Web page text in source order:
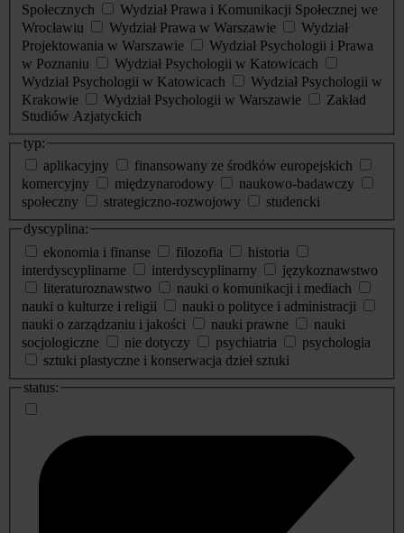
Społecznych
Wydział Prawa i Komunikacji Społecznej we
Wrocławiu
Wydział Prawa w Warszawie
Wydział
Projektowania w Warszawie
Wydział Psychologii i Prawa
w Poznaniu
Wydział Psychologii w Katowicach
Wydział Psychologii w Katowicach
Wydział Psychologii w
Krakowie
Wydział Psychologii w Warszawie
Zakład
Studiów Azjatyckich
typ:
aplikacyjny
finansowany ze środków europejskich
komercyjny
międzynarodowy
naukowo-badawczy
społeczny
strategiczno-rozwojowy
studencki
dyscyplina:
ekonomia i finanse
filozofia
historia
interdyscyplinarne
interdyscyplinarny
językoznawstwo
literaturoznawstwo
nauki o komunikacji i mediach
nauki o kulturze i religii
nauki o polityce i administracji
nauki o zarządzaniu i jakości
nauki prawne
nauki
socjologiczne
nie dotyczy psychiatria
psychologia
sztuki plastyczne i konserwacja dzieł sztuki
status: